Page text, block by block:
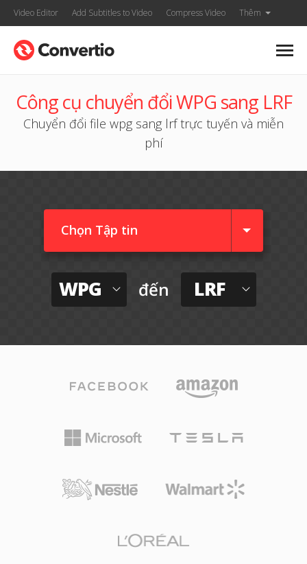
Video Editor Add Subtitles to Video Compress Video Thêm
Công cụ chuyển đổi WPG sang LRF
Chuyển đổi file wpg sang lrf trực tuyến và miễn
phí
Chọn Tập tin
WPG đến LRF